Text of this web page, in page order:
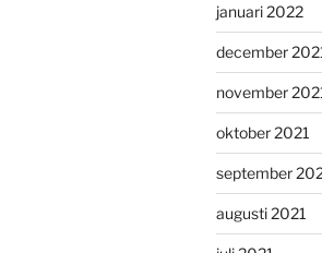
januari 2022
december
november
oktober 2021
september
augusti 2021